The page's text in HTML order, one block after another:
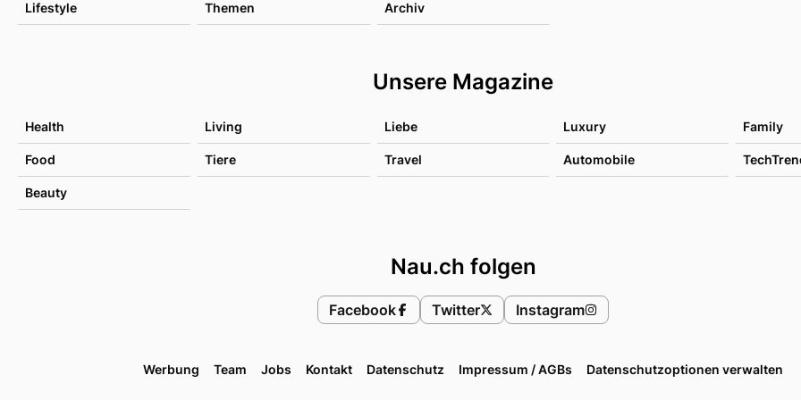
Lifestyle Themen Archiv
Unsere Magazine
Health Living Liebe Luxury Family
Food Tiere Travel Automobile
Beauty
Nau.ch folgen
Facebook Twitter Instagram
Werbung Team Jobs Kontakt Datenschutz Impressum / AGBs Datenschutzoptionen verwalten